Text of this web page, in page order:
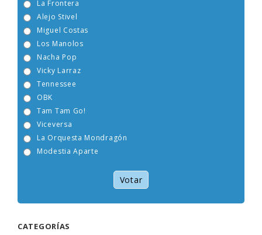
La Frontera
Alejo Stivel
Miguel Costas
Los Manolos
Nacha Pop
Vicky Larraz
Tennessee
OBK
Tam Tam Go!
Viceversa
La Orquesta Mondragón
Modestia Aparte
Votar
CATEGORÍAS